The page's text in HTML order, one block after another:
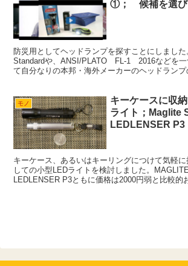
①； 候補を選び
防災用としてヘッドランプを探すことにしまし
Standardや、ANSI/PLATO FL-1 2016などを一
て自分なりの本邦・海外メーカーのヘッドランプ
モノ
キーケースに収
ライト；Maglite
LEDLENSER P3
キーケース、あるいはキーリングにつけて気軽
しての小型LEDライトを検討しました。
LEDLENSER P3ともに価格は2000円弱と比較的
もよく似た価格帯で、良品ですが、それぞれに